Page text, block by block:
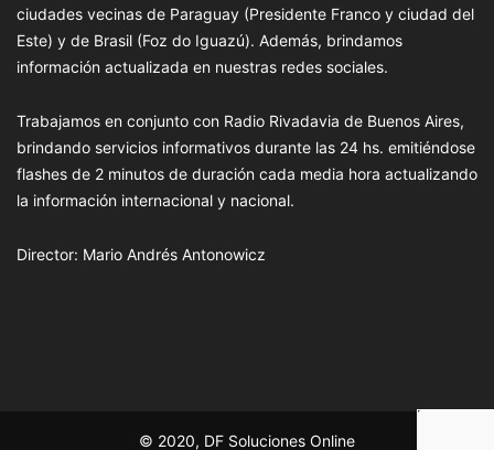
ciudades vecinas de Paraguay (Presidente Franco y ciudad del
Este) y de Brasil (Foz do Iguazú). Además, brindamos
información actualizada en nuestras redes sociales.
Trabajamos en conjunto con Radio Rivadavia de Buenos Aires,
brindando servicios informativos durante las 24 hs. emitiéndose
flashes de 2 minutos de duración cada media hora actualizando
la información internacional y nacional.
Director: Mario Andrés Antonowicz
© 2020, DF Soluciones Online